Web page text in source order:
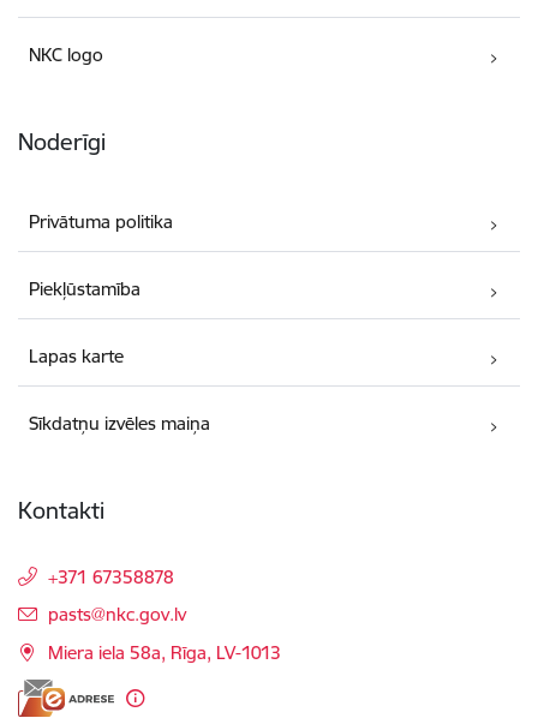
NKC logo
Noderīgi
Privātuma politika
Piekļūstamība
Lapas karte
Sīkdatņu izvēles maiņa
Kontakti
+371 67358878
E-pasts:
pasts@nkc.gov.lv
Miera iela 58a, Rīga, LV-1013